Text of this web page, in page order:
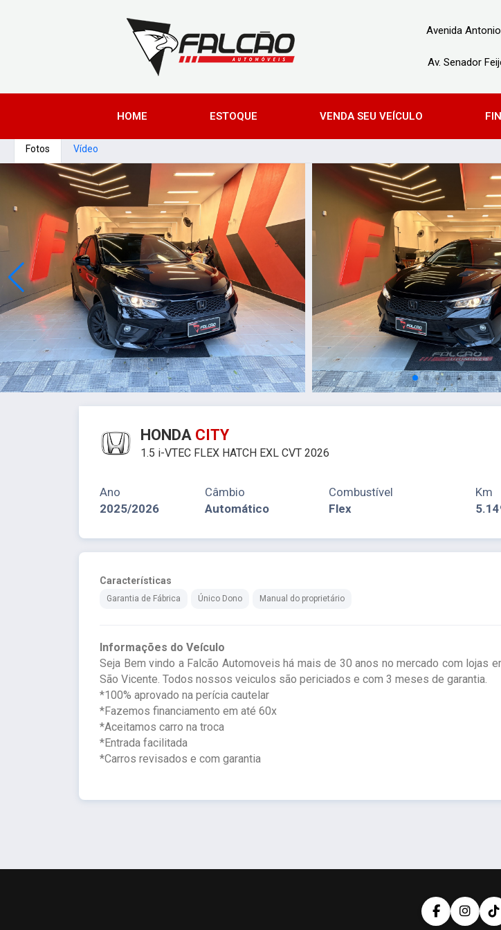
Avenida
Av. Senador
HOME ESTOQUE VENDA SEU VEÍCULO
Fotos Vídeo
HONDA CITY
1.5 i-VTEC FLEX HATCH EXL CVT 2026
Ano
2025/2026
Câmbio
Automático
Combustível
Flex
Km
Características
Garantia de Fábrica Único Dono Manual do proprietário
Informações do Veículo
Seja Bem vindo a Falcão Automoveis há mais de 30 anos no mercado com lojas
São Vicente. Todos nossos veiculos são periciados e com 3 meses de garantia.
*100% aprovado na perícia cautelar
*Fazemos financiamento em até 60x
*Aceitamos carro na troca
*Entrada facilitada
*Carros revisados e com garantia